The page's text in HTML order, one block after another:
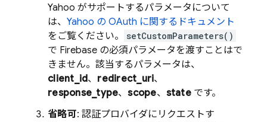
Yahoo がサポートするパラメータについて
は、 Yahoo の OAuth に関するドキュメント
をご覧ください。
setCustomParameters()
で Firebase の必須パラメータを渡すことはで
きません。該当するパラメータは、
client_id、 redirect_uri、
response_type、scope、 stateです。
省略可: 認証プロバイダにリクエストす